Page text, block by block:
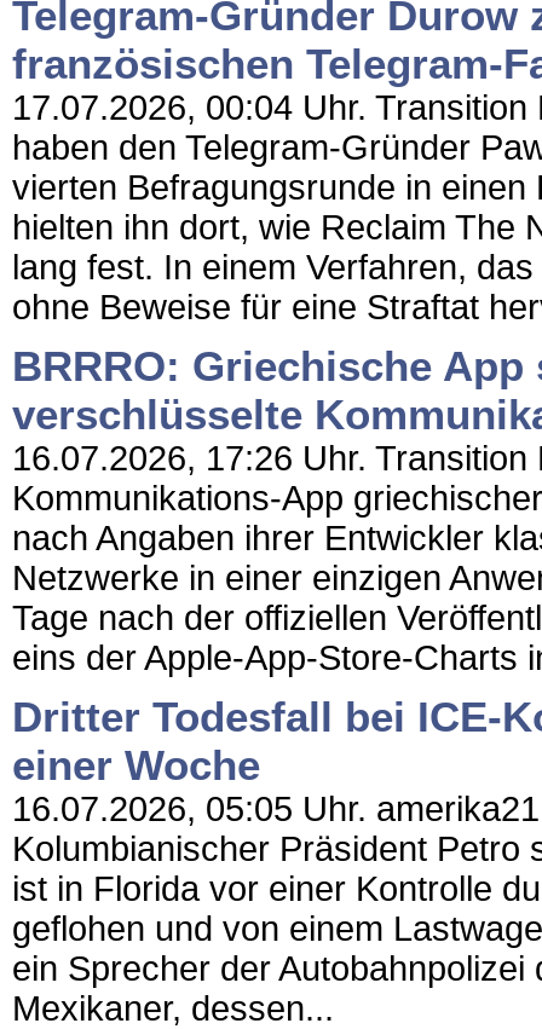
Telegram-Gründer Durow
französischen Telegram-
17.07.2026, 00:04 Uhr.
haben den Telegram-Gründer
vierten Befragungsrunde in
hielten ihn dort, wie Reclaim The
lang fest. In einem Verfahren,
ohne Beweise für eine Straftat
BRRRO: Griechische
verschlüsselte
16.07.2026, 17:26 Uhr.
Kommunikations-App
nach Angaben ihrer Entwickler
Netzwerke in einer einzigen
Tage nach der offiziellen
eins der Apple-App-Store-Charts
Dritter Todesfall bei ICE-
einer Woche
16.07.2026, 05:05 Uhr.
Kolumbianischer Präsident Petro
ist in Florida vor einer Kontrolle
geflohen und von einem
ein Sprecher der
Mexikaner, dessen...